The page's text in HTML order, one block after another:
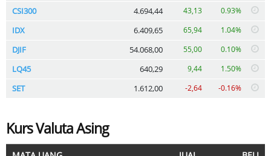
CSI300 4.694,44 43,13 0.93%
IDX 6.409,65 65,94 1.04%
DJIF 54.068,00 55,00 0.10%
LQ45 640,29 9,44 1.50%
SET 1.612,00 -2,64 -0.16%
Kurs Valuta Asing